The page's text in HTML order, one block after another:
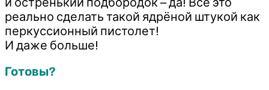
реально сделать такой ядрёной штукой как
перкуссионный пистолет!
И даже больше!
Готовы?